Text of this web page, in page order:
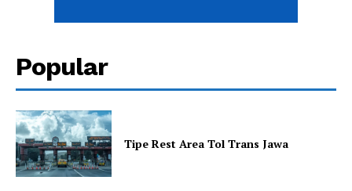
Popular
Tipe Rest Area Tol Trans Jawa